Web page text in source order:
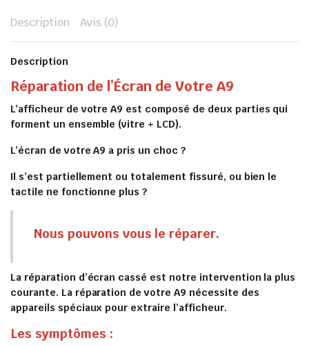
Description Avis (0)
Description
Réparation de l’Écran de Votre A9
L’afficheur de votre A9 est composé de deux parties qui
forment un ensemble (vitre + LCD).
L’écran de votre A9 a pris un choc ?
Il s’est partiellement ou totalement fissuré, ou bien le
tactile ne fonctionne plus ?
Nous pouvons vous le réparer.
La réparation d’écran cassé est notre intervention la plus
courante. La réparation de votre A9 nécessite des
appareils spéciaux pour extraire l’afficheur.
Les symptômes :